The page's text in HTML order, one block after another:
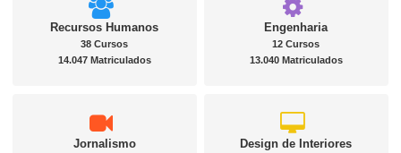
Recursos Humanos
38 Cursos
14.047 Matriculados
Engenharia
12 Cursos
13.040 Matriculados
Jornalismo Design de Interiores